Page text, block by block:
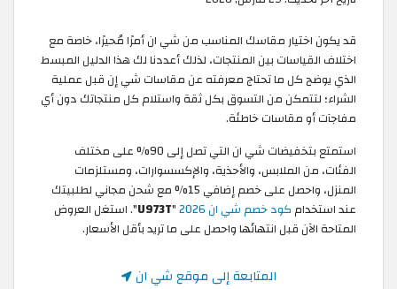
قد يكون اختيار مقاسك المناسب من شي ان أمرًا مُحيرًا، خاصة مع
اختلاف القياسات بين المنتجات، لذلك أعددنا لك هذا الدليل المبسط
الذي يوضح كل ما تحتاج معرفته عن مقاسات شي إن قبل عملية
الشراء؛ لتتمكن من التسوق بكل ثقة واستلام كل منتجاتك دون أي
مفاجآت أو مقاسات خاطئة.
استمتع بتخفيضات شي ان التي تصل إلى 90% على مختلف
الفئات، من الملابس، والأحذية، والإكسسوارات، ومستلزمات
المنزل، واحصل على خصم إضافي 15% مع شحن مجاني لطلبيتك
عند استخدام كود خصم شي ان 2026 "
U973T". استغل العروض
المتاحة الآن قبل انتهائها واحصل على ما تريد بأقل الأسعار.
المتابعة إلى موقع شي ان